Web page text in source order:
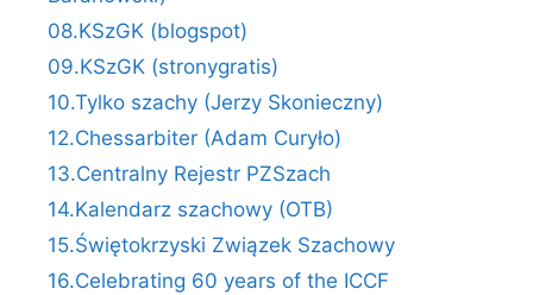
08.KSzGK (blogspot)
09.KSzGK (stronygratis)
10.Tylko szachy (Jerzy Skonieczny)
12.Chessarbiter (Adam Curyło)
13.Centralny Rejestr PZSzach
14.Kalendarz szachowy (OTB)
15.Świętokrzyski Związek Szachowy
16.Celebrating 60 years of the ICCF